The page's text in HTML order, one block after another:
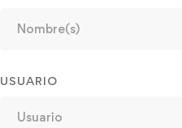
USUARIO